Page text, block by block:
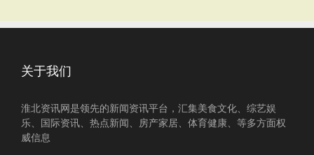
关于我们
淮北资讯网是领先的新闻资讯平台，汇集美食文化、综艺娱
乐、国际资讯、热点新闻、房产家居、体育健康、等多方面权
威信息